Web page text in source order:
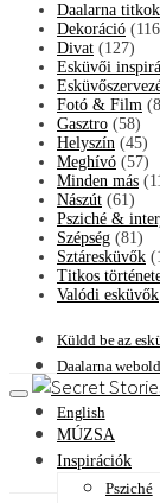
Daalarna titkok
Dekoráció
Divat (127)
Esküvői
Fotó & Film
Gasztro (58)
Helyszín (45)
Meghívó (57)
Minden más
Nászút (61)
Psziché &
Szépség (81)
Sztáresküvők
Titkos
Valódi esküvők
Küldd be az
Daalarna
English
MÚZSA
Inspirációk
Psziché